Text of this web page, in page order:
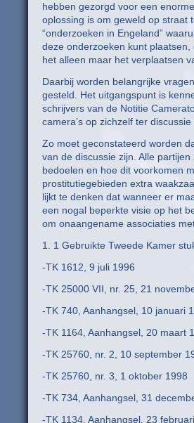
hebben gezorgd voor een
oplossing is om geweld op straat
“onderzoeken in Engeland”
deze onderzoeken kunt
het alleen maar het verplaatsen
Daarbij worden belangrijke
gesteld. Het uitgangspunt is
schrijvers van de Notitie
camera’s op zichzelf ter discussie
Zo moet geconstateerd worden
van de discussie zijn. Alle
bedoelen en hoe dit voorkomen
prostitutiegebieden extra
lijkt te denken dat wanneer er
een nogal beperkte visie op het
om onaangename associaties
1. 1 Gebruikte Tweede Kamer
-TK 1612, 9 juli 1996
-TK 25000 VII, nr. 25, 21
-TK 740, Aanhangsel, 10 januari
-TK 1164, Aanhangsel, 20 maart
-TK 25760, nr. 2, 10 september
-TK 25760, nr. 3, 1 oktober 1998
-TK 734, Aanhangsel, 31
-TK 1134, Aanhangsel, 23